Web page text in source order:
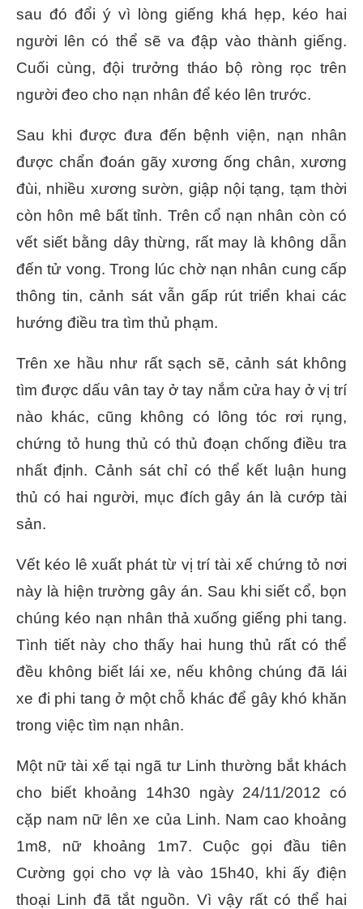
sau đó đổi ý vì lòng giếng khá hẹp, kéo hai
người lên có thể sẽ va đập vào thành giếng.
Cuối cùng, đội trưởng tháo bộ ròng rọc trên
người đeo cho nạn nhân để kéo lên trước.
Sau khi được đưa đến bệnh viện, nạn nhân
được chẩn đoán gãy xương ống chân, xương
đùi, nhiều xương sườn, giập nội tạng, tạm thời
còn hôn mê bất tỉnh. Trên cổ nạn nhân còn có
vết siết bằng dây thừng, rất may là không dẫn
đến tử vong. Trong lúc chờ nạn nhân cung cấp
thông tin, cảnh sát vẫn gấp rút triển khai các
hướng điều tra tìm thủ phạm.
Trên xe hầu như rất sạch sẽ, cảnh sát không
tìm được dấu vân tay ở tay nắm cửa hay ở vị trí
nào khác, cũng không có lông tóc rơi rụng,
chứng tỏ hung thủ có thủ đoạn chống điều tra
nhất định. Cảnh sát chỉ có thể kết luận hung
thủ có hai người, mục đích gây án là cướp tài
sản.
Vết kéo lê xuất phát từ vị trí tài xế chứng tỏ nơi
này là hiện trường gây án. Sau khi siết cổ, bọn
chúng kéo nạn nhân thả xuống giếng phi tang.
Tình tiết này cho thấy hai hung thủ rất có thể
đều không biết lái xe, nếu không chúng đã lái
xe đi phi tang ở một chỗ khác để gây khó khăn
trong việc tìm nạn nhân.
Một nữ tài xế tại ngã tư Linh thường bắt khách
cho biết khoảng 14h30 ngày 24/11/2012 có
cặp nam nữ lên xe của Linh. Nam cao khoảng
1m8, nữ khoảng 1m7. Cuộc gọi đầu tiên
Cường gọi cho vợ là vào 15h40, khi ấy điện
thoại Linh đã tắt nguồn. Vì vậy rất có thể hai